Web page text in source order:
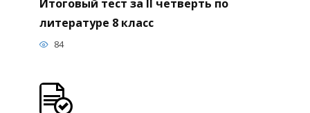
Итоговый тест за II четверть по
литературе 8 класс
84